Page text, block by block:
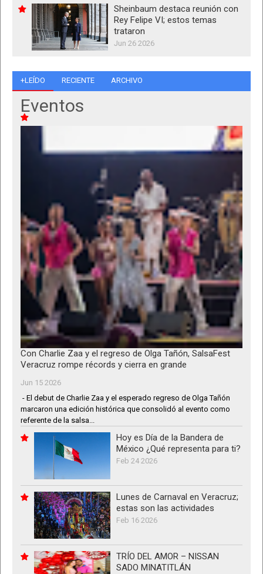
Sheinbaum destaca reunión con
Rey Felipe VI; estos temas
trataron
Jun 26 2026
+LEÍDO RECIENTE ARCHIVO
Eventos
Con Charlie Zaa y el regreso de Olga Tañón, SalsaFest
Veracruz rompe récords y cierra en grande
Jun 15 2026
- El debut de Charlie Zaa y el esperado regreso de Olga Tañón
marcaron una edición histórica que consolidó al evento como
referente de la salsa...
Hoy es Día de la Bandera de
México ¿Qué representa para ti?
Feb 24 2026
Lunes de Carnaval en Veracruz;
estas son las actividades
Feb 16 2026
TRÍO DEL AMOR – NISSAN
SADO MINATITLÁN